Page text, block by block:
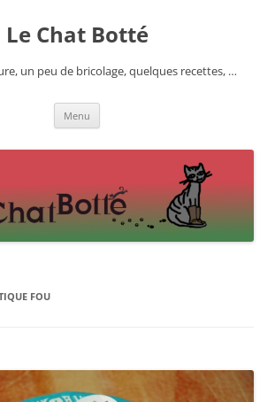
Le Chat Botté
un peu de bricolage, quelques recettes, …
Menu
FOU